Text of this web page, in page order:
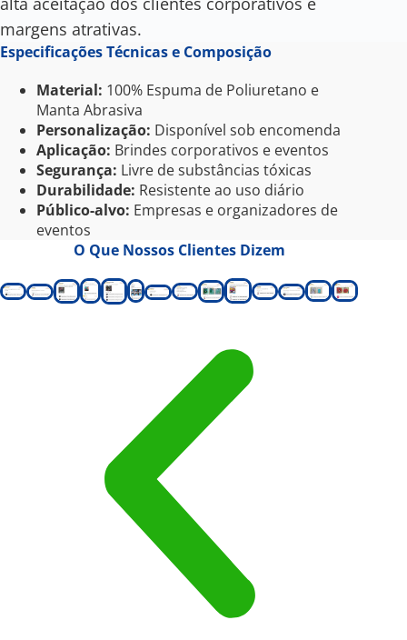
margens atrativas.
Especificações Técnicas e Composição
Material: 100% Espuma de Poliuretano e
Manta Abrasiva
Personalização: Disponível sob encomenda
Aplicação: Brindes corporativos e eventos
Segurança: Livre de substâncias tóxicas
Durabilidade: Resistente ao uso diário
Público-alvo: Empresas e organizadores de
eventos
O Que Nossos Clientes Dizem